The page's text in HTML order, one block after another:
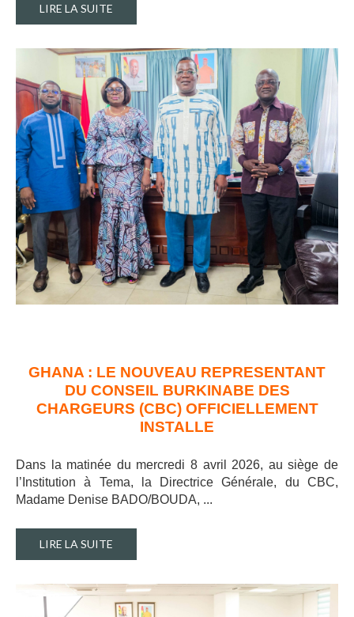
LIRE LA SUITE
GHANA : LE NOUVEAU REPRESENTANT
DU CONSEIL BURKINABE DES
CHARGEURS (CBC) OFFICIELLEMENT
INSTALLE
Dans la matinée du mercredi 8 avril 2026, au siège de
l’Institution à Tema, la Directrice Générale, du CBC,
Madame Denise BADO/BOUDA, ...
LIRE LA SUITE